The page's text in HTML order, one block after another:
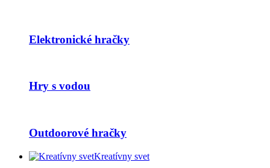
Elektronické hračky
Hry s vodou
Outdoorové hračky
Kreatívny svet